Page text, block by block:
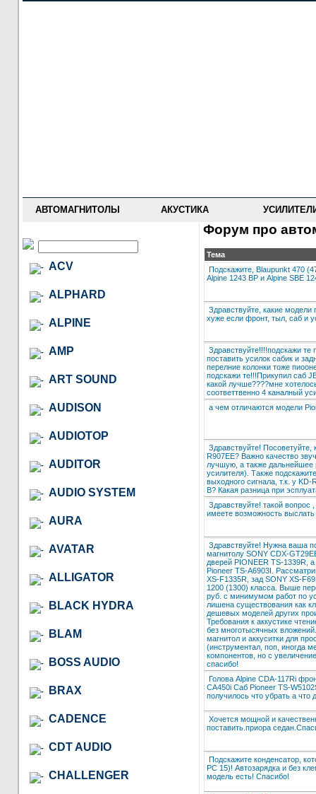
АВТОМАГНИТОЛЫ АКУСТИКА
ACV
ALPHARD
ALPINE
AMP
ART SOUND
AUDISON
AUDIOTOP
AUDITOR
AUDIO SYSTEM
AURA
AVATAR
ALLIGATOR
BLACK HYDRA
BLAM
BOSS AUDIO
BRAX
CADENCE
CDT AUDIO
CHALLENGER
Форум про
Тема
Подскажите, Blaupunkt 470
Alpine 1243 BP и Alpine SBE
Здравствуйте, какие модели
хуже если фронт, тыл, саб и
Здравствуйте!!!!подскажи
поставить усилок сабик и
перелние колонки тоже
подскажи те!!!Прикупил саб
какой лучше????мне
соответтвенно 4 каналный
а чем отличаются модели
Здравствуйте! Посоветуйте,
R907EE? Важно качество
лучшую, а также дальнейшее
усилителя). Также
выходного сигнала, т.к. у
В? Какая разница при
Здравствуйте! такой вопрос
имеете возможность
Здравствуйте! Нужна ваша
магнитолу SONY CDX-
дверей PIONEER TS-1339R,
Pioneer TS-A6903I.
XS-F1335R, зад SONY XS-
1200 (1300) класса. Выше
руб. с минимумом работ по
лишена существования как
дешевых моделей других
Требования к аккустике
без многотысячных
магнитол и аккуситки для
(инструментал, поп, иногда
компонентов, но с
спасибо!
Голова Alpine CDA-117Ri
CA450i Саб Pioneer TS-
получилось что убрать а что
Хочется мощной и
поставить.приора
Подскажите конденсатор,
PC 15)! Автозарядка и без
модель есть! Спасибо!